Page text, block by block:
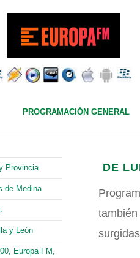
PROGRAMACIÓN GENERAL
Provincia
de Medina
y León
Europa FM,
DE